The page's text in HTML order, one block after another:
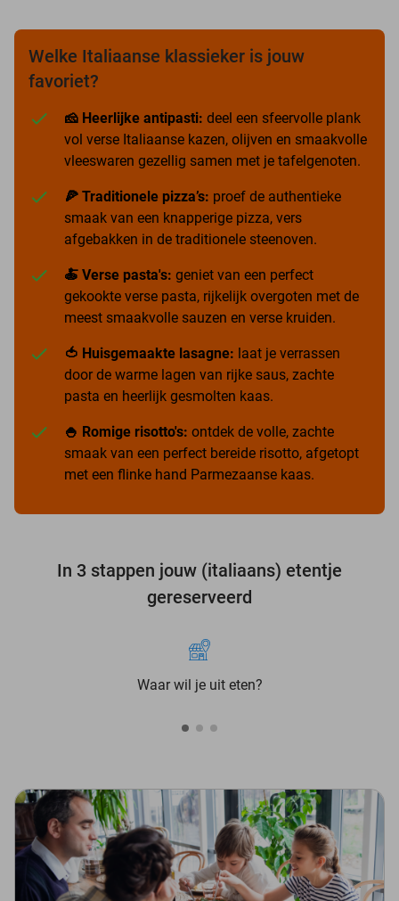
Welke Italiaanse klassieker is jouw
favoriet?
🧀 Heerlijke antipasti: deel een sfeervolle plank
vol verse Italiaanse kazen, olijven en smaakvolle
vleeswaren gezellig samen met je tafelgenoten.
🍕 Traditionele pizza’s: proef de authentieke
smaak van een knapperige pizza, vers
afgebakken in de traditionele steenoven.
🍝 Verse pasta's: geniet van een perfect
gekookte verse pasta, rijkelijk overgoten met de
meest smaakvolle sauzen en verse kruiden.
🍅 Huisgemaakte lasagne: laat je verrassen
door de warme lagen van rijke saus, zachte
pasta en heerlijk gesmolten kaas.
🍚 Romige risotto's: ontdek de volle, zachte
smaak van een perfect bereide risotto, afgetopt
met een flinke hand Parmezaanse kaas.
In 3 stappen jouw (italiaans) etentje
gereserveerd
Waar wil je uit eten?